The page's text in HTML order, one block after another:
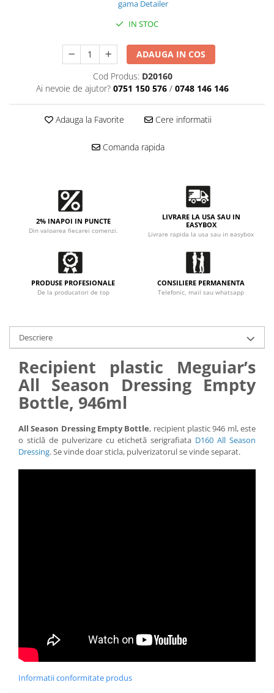
Accesorii detailing rapid
ACCESORII EXTERIOR
CONSUMABILE AUTO
gama Detailer
IN STOC
ADAUGA IN COS
Cod Produs: D20160
Ai nevoie de ajutor? 0751 150 576 / 0748 146 146
Adauga la Favorite Cere informatii
Comanda rapida
2% INAPOI IN PUNCTE
Din valoarea fiecarei comenzi.
LIVRARE LA USA SAU IN
EASYBOX
Livrare rapida la usa sau in easybox
PRODUSE PROFESIONALE
De la producatori de top
CONSILIERE PERMANENTA
Telefonic, mail sau whatsapp
Descriere
Recipient plastic Meguiar’s
All Season Dressing Empty
Bottle, 946ml
All Season Dressing Empty Bottle, recipient plastic 946 ml, este
o sticlă de pulverizare cu etichetă serigrafiata D160 All Season
Dressing. Se vinde doar sticla, pulverizatorul se vinde separat.
Informatii conformitate produs